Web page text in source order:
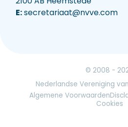
E:secretariaat@nvve.com
© 2008 -
Nederlandse Vereniging
Algemene Voorwaarden
Cookies